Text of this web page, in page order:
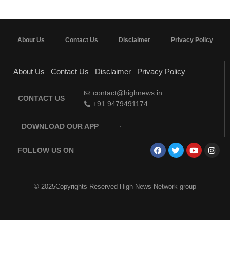
About Us Contact Us Disclaimer Privacy Policy
About Us Contact Us Disclaimer Privacy Policy
CONTACT US
contact@highnews.in
+91 9479491174
DOWNLOAD OUR APP
FOLLOW US ON
© 2025Copyrights Reserved High News Network group